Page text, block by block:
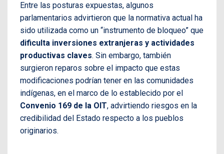
Entre las posturas expuestas, algunos
parlamentarios advirtieron que la normativa actual ha
sido utilizada como un “instrumento de bloqueo” que
dificulta inversiones extranjeras y actividades
productivas claves. Sin embargo, también
surgieron reparos sobre el impacto que estas
modificaciones podrían tener en las comunidades
indígenas, en el marco de lo establecido por el
Convenio 169 de la OIT, advirtiendo riesgos en la
credibilidad del Estado respecto a los pueblos
originarios.